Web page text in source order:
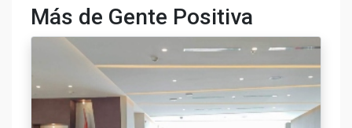
Más de Gente Positiva